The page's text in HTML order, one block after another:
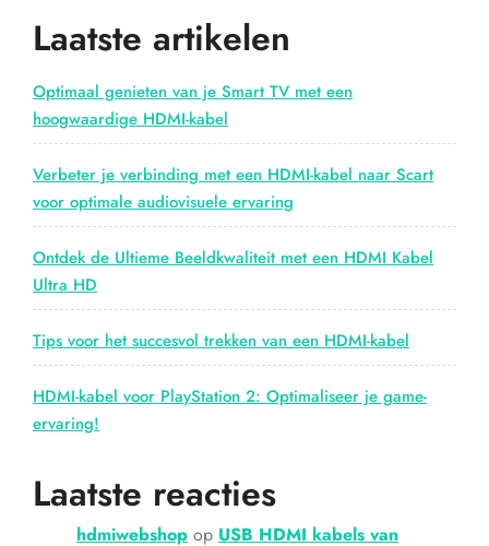
Laatste artikelen
Optimaal genieten van je Smart TV met een
hoogwaardige HDMI-kabel
Verbeter je verbinding met een HDMI-kabel naar Scart
voor optimale audiovisuele ervaring
Ontdek de Ultieme Beeldkwaliteit met een HDMI Kabel
Ultra HD
Tips voor het succesvol trekken van een HDMI-kabel
HDMI-kabel voor PlayStation 2: Optimaliseer je game-
ervaring!
Laatste reacties
hdmiwebshop op USB HDMI kabels van